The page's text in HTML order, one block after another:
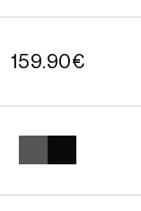
159.90€